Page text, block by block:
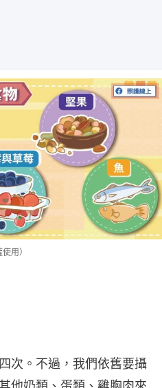
用）
次。不過，我們依舊要攝